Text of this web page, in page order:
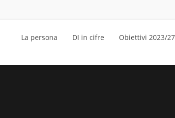
La persona DI in cifre Obiettivi 2023/27